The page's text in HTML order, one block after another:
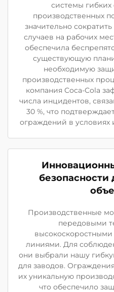
системы
производственных
значительно
случаев на рабочих
обеспечила
существующую
необходимую
производственных
компания Coca-Cola
числа инцидентов,
30 %, что
ограждений в условиях
Производственные
передовыми
линиями. Для
они выбрали нашу
для заводов.
их уникальную
что обеспечило